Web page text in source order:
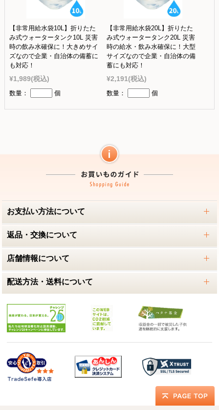
【非常用給水袋10L】折りたた
み式ウォータータンク10L 災害
時の飲み水確保に！大きめサイ
ズなので企業・自治体の備蓄に
も対応！
¥1,989(税込)
数量： 個
【非常用給水袋20L】折りたた
み式ウォータータンク20L 災害
時の給水・飲み水確保に！大型
サイズなので企業・自治体の備
蓄にも対応！
¥2,191(税込)
数量： 個
お支払い方法について
返品・交換について
店舗情報について
配送方法・送料について